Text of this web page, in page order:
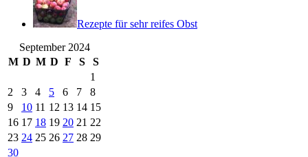
Rezepte für sehr reifes Obst
September 2024
M D M D F S
S
1
2
3 4 5 6 7
8
9
10 11 12 13 14 15
16 17 18 19 20 21 22
23 24 25 26 27 28 29
30